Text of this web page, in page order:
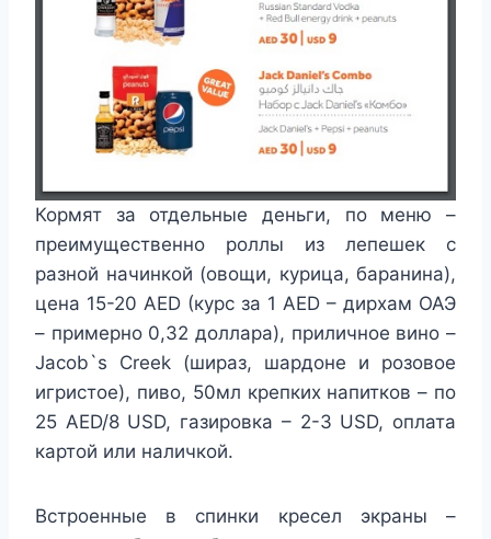
Кормят за отдельные деньги, по меню –
преимущественно роллы из лепешек с
разной начинкой (овощи, курица, баранина),
цена 15-20 AED (курс за 1 AED – дирхам ОАЭ
– примерно 0,32 доллара), приличное вино –
Jacob`s Creek (шираз, шардоне и розовое
игристое), пиво, 50мл крепких напитков – по
25 AED/8 USD, газировка – 2-3 USD, оплата
картой или наличкой.
Встроенные в спинки кресел экраны –